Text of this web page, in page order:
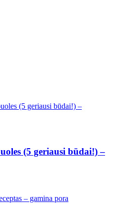
(5 geriausi būdai!) –